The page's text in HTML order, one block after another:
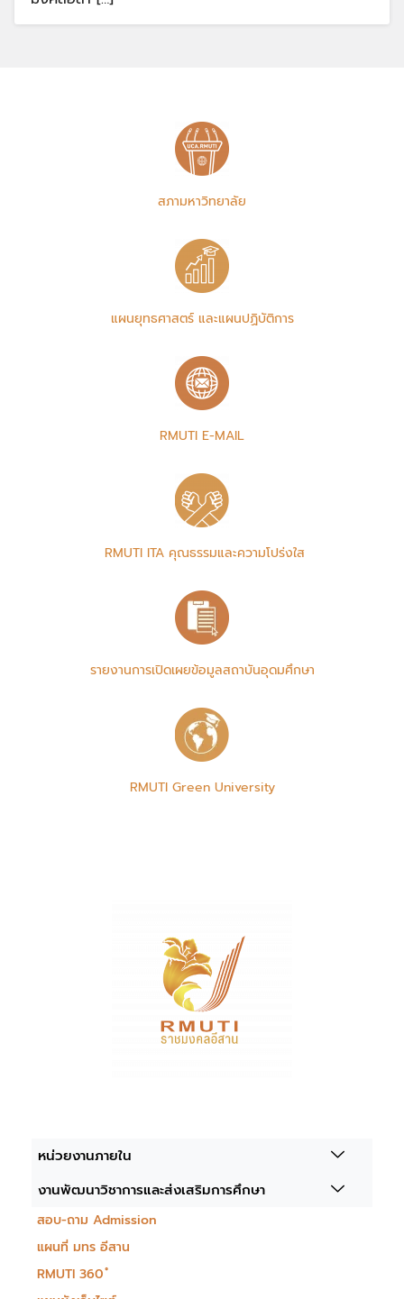
สภามหาวิทยาลัย
แผนยุทธศาสตร์ และแผนปฏิบัติการ
RMUTI E-MAIL
RMUTI ITA คุณธรรมและความโปร่งใส
รายงานการเปิดเผยข้อมูลสถาบันอุดมศึกษา
RMUTI Green University
หน่วยงานภายใน
งานพัฒนาวิชาการและส่งเสริมการศึกษา
สอบ-ถาม Admission
แผนที่ มทร อีสาน
RMUTI 360 ํ